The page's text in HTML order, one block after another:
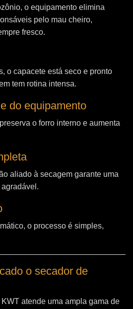
o equipamento elimina
pelo mau cheiro,
fresco.
o capacete está seco e pronto
tem rotina intensa.
do equipamento
o forro interno e aumenta
aliado à secagem garante uma
o processo é simples,
o secador de
atende uma ampla gama de